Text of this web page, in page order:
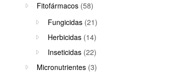
Fitofármacos (58)
Fungicidas (21)
Herbicidas (14)
Inseticidas (22)
Micronutrientes (3)